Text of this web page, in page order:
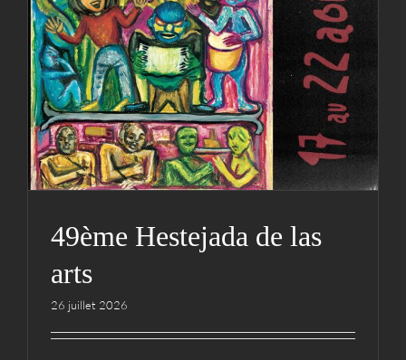
arts
Actualités Hestejada
49ème Hestejada de las
arts
26 juillet 2026